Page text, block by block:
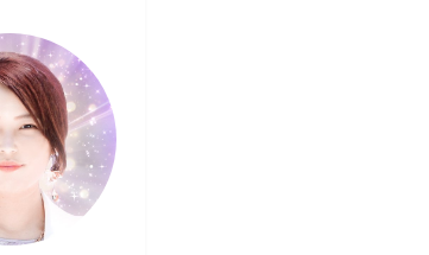
持っているから
き、苦しんでし
しょう。 けれ
しみを手放し、
苦しみを浄化
来のあなたの輝
光を放ち始め
。 あなたがもっ
穏やかに笑顔で
私が心を込めて